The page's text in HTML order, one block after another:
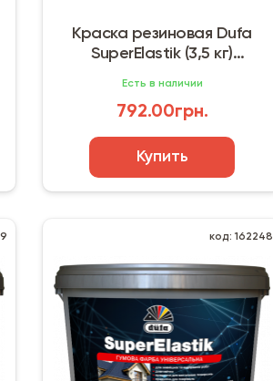
Краска резиновая Dufa
SuperElastik (3,5 кг)
Есть в наличии
792.00грн.
Купить
код: 162248